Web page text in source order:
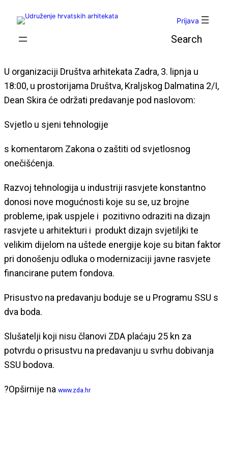
Prijava
U organizaciji Društva arhitekata Zadra, 3. lipnja u
18:00, u prostorijama Društva, Kraljskog Dalmatina 2/I,
Dean Skira će održati predavanje pod naslovom:
Svjetlo u sjeni tehnologije
s komentarom Zakona o zaštiti od svjetlosnog
onečišćenja.
Razvoj tehnologija u industriji rasvjete konstantno
donosi nove mogućnosti koje su se, uz brojne
probleme, ipak uspjele i pozitivno odraziti na dizajn
rasvjete u arhitekturi i produkt dizajn svjetiljki te
velikim dijelom na uštede energije koje su bitan faktor
pri donošenju odluka o modernizaciji javne rasvjete
financirane putem fondova.
Prisustvo na predavanju boduje se u Programu SSU s
dva boda.
Slušatelji koji nisu članovi ZDA plaćaju 25 kn za
potvrdu o prisustvu na predavanju u svrhu dobivanja
SSU bodova.
?Opširnije na www.zda.hr